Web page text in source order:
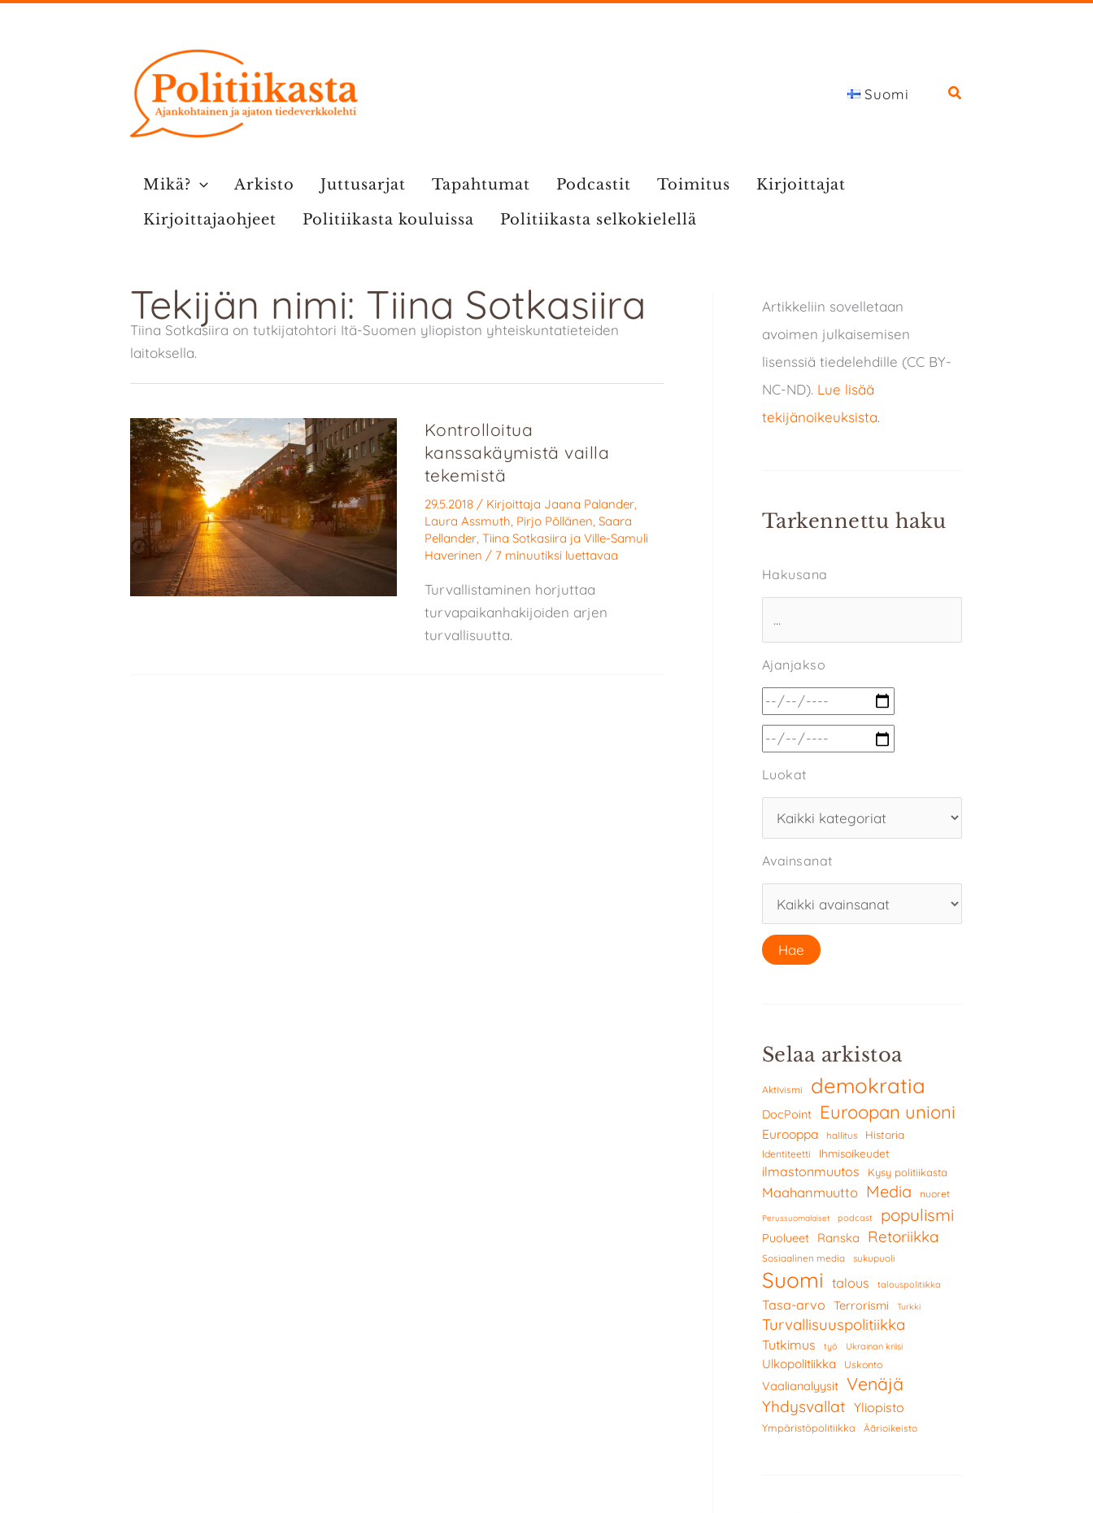
Suomi
Mikä? Arkisto Juttusarjat Tapahtumat Podcastit Toimitus
Kirjoittajat
Kirjoittajaohjeet
Politiikasta kouluissa Politiikasta selkokielellä
Tekijän nimi: Tiina Sotkasiira
Tiina Sotkasiira on tutkijatohtori Itä-Suomen yliopiston yhteiskuntatieteiden
laitoksella.
Kontrolloitua
kanssakäymistä vailla
tekemistä
29.5.2018 / Kirjoittaja Jaana Palander,
Laura Assmuth Pirjo Pöllänen Saara
Pellander, Tiina Sotkasiira ja Ville-Samuli
Haverinen / 7 minuutiksi luettavaa
Turvallistaminen horjuttaa
turvapaikanhakijoiden arjen
turvallisuutta.
Artikkeliin sovelletaan
avoimen julkaisemisen
lisenssiä tiedelehdille (CC BY-
NC-ND). Lue lisää
tekijänoikeuksista.
Tarkennettu haku
Hakusana
Ajanjakso
Luokat
Avainsanat
Selaa arkistoa
Aktivismi demokratia
DocPoint Euroopan unioni
Eurooppa hallitus Historia
Identiteetti Ihmisoikeudet
ilmastonmuutos Kysy politiikasta
Maahanmuutto Media nuoret
Perussuomalaiset podcast populismi
Puolueet Ranska Retoriikka
Sosiaalinen media sukupuoli
Suomi talous talouspolitiikka
Tasa-arvo Terrorismi Turkki
Turvallisuuspolitiikka
Tutkimus työ Ukrainan kriisi
Ulkopolitiikka Uskonto
Vaalianalyysit Venäjä
Yhdysvallat Yliopisto
Ympäristöpolitiikka Äärioikeisto